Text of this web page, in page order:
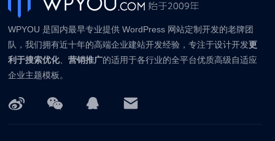
WPYOU 是国内最早专业提供 WordPress 网站定制开发的老牌团
队，我们拥有近十年的高端企业建站开发经验，专注于设计开发更
利于搜索优化、营销推广的适用于各行业的全平台优质高级自适应
企业主题模板。